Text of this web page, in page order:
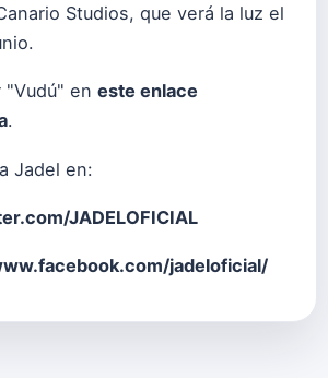
Studios, que verá la luz el
"Vudú" en este enlace
.
Jadel en:
JADELOFICIAL
jadeloficial/